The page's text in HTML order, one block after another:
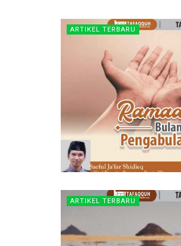
ARTIKEL TERBARU
ARTIKEL TERBARU